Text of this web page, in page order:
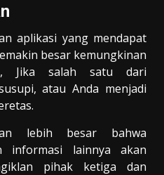
aplikasi yang mendapat
besar kemungkinan
Jika salah satu dari
atau Anda menjadi
lebih besar bahwa
informasi lainnya akan
pihak ketiga dan